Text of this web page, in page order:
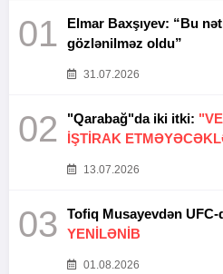
01
Elmar Baxşıyev: “Bu
gözlənilməz oldu”
31.07.2026
02 "Qarabağ"da iki itki:
İŞTİRAK
13.07.2026
03
YENİLƏNİB
01.08.2026